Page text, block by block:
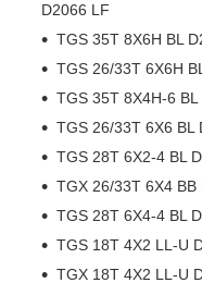
D2066 LF
TGS 35T 8X6H BL
TGS 26/33T 6X6H
TGS 35T 8X4H-6
TGS 26/33T 6X6
TGS 28T 6X2-4 BL
TGX 26/33T 6X4
TGS 28T 6X4-4 BL
TGS 18T 4X2 LL-U
TGX 18T 4X2 LL-U